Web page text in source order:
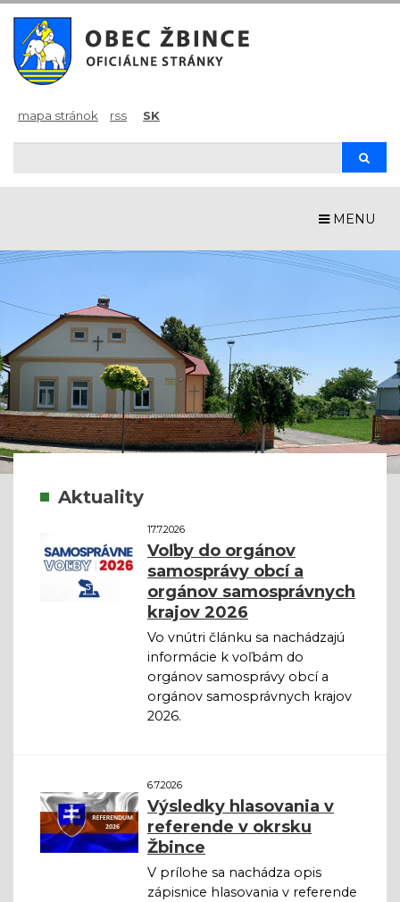
mapa stránok rss SK
MENU
Aktuality
17.7.2026
Voľby do orgánov
samosprávy obcí a
orgánov samosprávnych
krajov 2026
Vo vnútri článku sa nachádzajú
informácie k voľbám do
orgánov samosprávy obcí a
orgánov samosprávnych krajov
2026.
6.7.2026
Výsledky hlasovania v
referende v okrsku
Žbince
V prílohe sa nachádza opis
zápisnice hlasovania v referende